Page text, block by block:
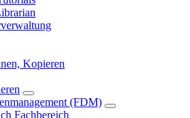
Kopieren
(FDM)
Fachbereich